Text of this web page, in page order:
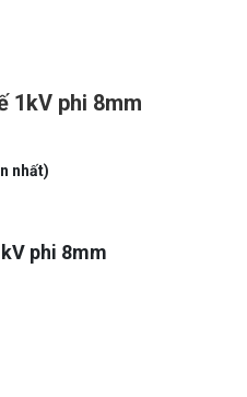
1kV phi 8mm
nhất)
phi 8mm